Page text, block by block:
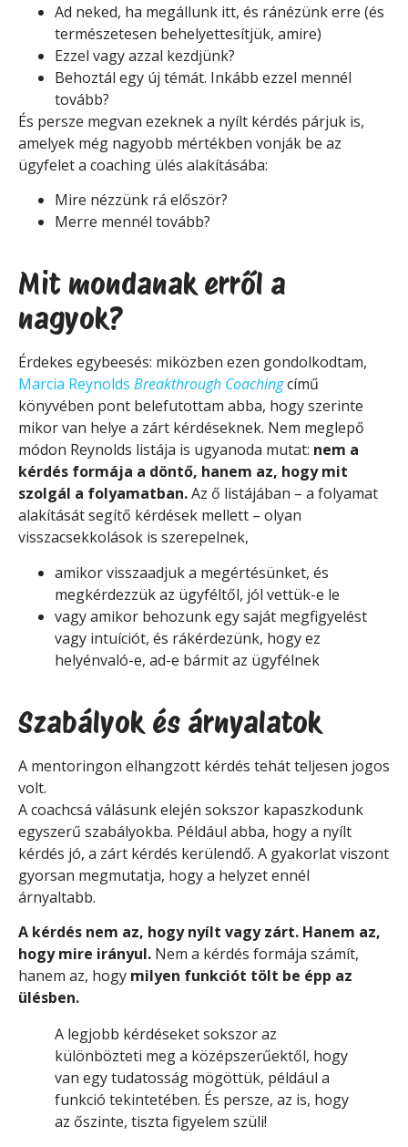
Ad neked, ha megállunk itt, és ránézünk erre (és
természetesen behelyettesítjük, amire)
Ezzel vagy azzal kezdjünk?
Behoztál egy új témát. Inkább ezzel mennél
tovább?
És persze megvan ezeknek a nyílt kérdés párjuk is,
amelyek még nagyobb mértékben vonják be az
ügyfelet a coaching ülés alakításába:
Mire nézzünk rá először?
Merre mennél tovább?
Mit mondanak erről a
nagyok?
Érdekes egybeesés: miközben ezen gondolkodtam,
Marcia Reynolds Breakthrough Coachingcímű
könyvében pont belefutottam abba, hogy szerinte
mikor van helye a zárt kérdéseknek. Nem meglepő
módon Reynolds listája is ugyanoda mutat: nem a
kérdés formája a döntő, hanem az, hogy mit
szolgál a folyamatban.Az ő listájában – a folyamat
alakítását segítő kérdések mellett – olyan
visszacsekkolások is szerepelnek,
amikor visszaadjuk a megértésünket, és
megkérdezzük az ügyféltől, jól vettük-e le
vagy amikor behozunk egy saját megfigyelést
vagy intuíciót, és rákérdezünk, hogy ez
helyénvaló-e, ad-e bármit az ügyfélnek
Szabályok és árnyalatok
A mentoringon elhangzott kérdés tehát teljesen jogos
volt.
A coachcsá válásunk elején sokszor kapaszkodunk
egyszerű szabályokba. Például abba, hogy a nyílt
kérdés jó, a zárt kérdés kerülendő. A gyakorlat viszont
gyorsan megmutatja, hogy a helyzet ennél
árnyaltabb.
A kérdés nem az, hogy nyílt vagy zárt. Hanem az,
hogy mire irányul. Nem a kérdés formája számít,
hanem az, hogy milyen funkciót tölt be épp az
ülésben.
A legjobb kérdéseket sokszor az
különbözteti meg a középszerűektől, hogy
van egy tudatosság mögöttük, például a
funkció tekintetében. És persze, az is, hogy
az őszinte, tiszta figyelem szüli!